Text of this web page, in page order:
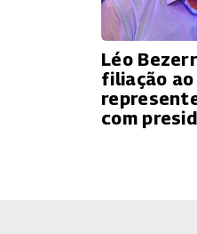
Léo
filiação ao
com